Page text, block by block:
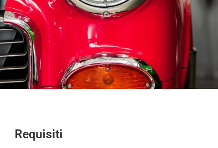
Requisiti